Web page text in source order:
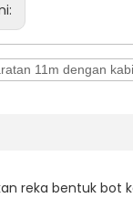
11m dengan
reka bentuk bot